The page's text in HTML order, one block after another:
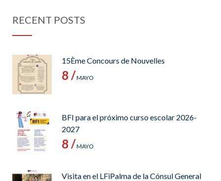
RECENT POSTS
15Ème Concours de Nouvelles
8 /MAYO
BFI para el próximo curso escolar 2026-
2027
8 /MAYO
Visita en el LFiPalma de la Cónsul General